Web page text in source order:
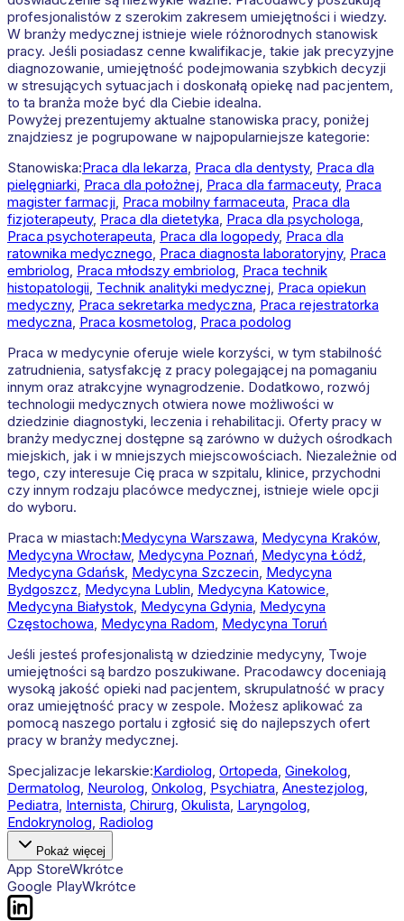
profesjonalistów z szerokim zakresem umiejętności i wiedzy.
W branży medycznej istnieje wiele różnorodnych stanowisk
pracy. Jeśli posiadasz cenne kwalifikacje, takie jak precyzyjne
diagnozowanie, umiejętność podejmowania szybkich decyzji
w stresujących sytuacjach i doskonałą opiekę nad pacjentem,
to ta branża może być dla Ciebie idealna.
Powyżej prezentujemy aktualne stanowiska pracy, poniżej
znajdziesz je pogrupowane w najpopularniejsze kategorie:
Stanowiska:Praca dla lekarza, Praca dla dentysty, Praca dla
pielęgniarki, Praca dla położnej, Praca dla farmaceuty, Praca
magister farmacji, Praca mobilny farmaceuta, Praca dla
fizjoterapeuty, Praca dla dietetyka, Praca dla psychologa,
Praca psychoterapeuta, Praca dla logopedy, Praca dla
ratownika medycznego, Praca diagnosta laboratoryjny, Praca
embriolog, Praca młodszy embriolog, Praca technik
histopatologii, Technik analityki medycznej, Praca opiekun
medyczny, Praca sekretarka medyczna, Praca rejestratorka
medyczna, Praca kosmetolog, Praca podolog
Praca w medycynie oferuje wiele korzyści, w tym stabilność
zatrudnienia, satysfakcję z pracy polegającej na pomaganiu
innym oraz atrakcyjne wynagrodzenie. Dodatkowo, rozwój
technologii medycznych otwiera nowe możliwości w
dziedzinie diagnostyki, leczenia i rehabilitacji. Oferty pracy w
branży medycznej dostępne są zarówno w dużych ośrodkach
miejskich, jak i w mniejszych miejscowościach. Niezależnie od
tego, czy interesuje Cię praca w szpitalu, klinice, przychodni
czy innym rodzaju placówce medycznej, istnieje wiele opcji
do wyboru.
Praca w miastach:Medycyna Warszawa, Medycyna Kraków,
Medycyna Wrocław, Medycyna Poznań, Medycyna Łódź,
Medycyna Gdańsk, Medycyna Szczecin, Medycyna
Bydgoszcz, Medycyna Lublin, Medycyna Katowice,
Medycyna Białystok, Medycyna Gdynia, Medycyna
Częstochowa, Medycyna Radom, Medycyna Toruń
Jeśli jesteś profesjonalistą w dziedzinie medycyny, Twoje
umiejętności są bardzo poszukiwane. Pracodawcy doceniają
wysoką jakość opieki nad pacjentem, skrupulatność w pracy
oraz umiejętność pracy w zespole. Możesz aplikować za
pomocą naszego portalu i zgłosić się do najlepszych ofert
pracy w branży medycznej.
Specjalizacje lekarskie:Kardiolog, Ortopeda, Ginekolog,
Dermatolog, Neurolog, Onkolog, Psychiatra, Anestezjolog,
Pediatra, Internista, Chirurg, Okulista, Laryngolog,
Endokrynolog, Radiolog
Pokaż więcej
App StoreWkrótce
Google PlayWkrótce